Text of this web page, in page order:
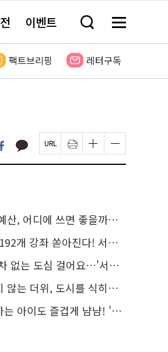
이벤트 검
창
기
메
전
보
팩트브리핑 레터구독
이
카
카 페
이
지
인
쇄
하
글
자
크
하
기
글
자
크
하
디에 쓰면 좋을까요? 온라인 투표
좌 쏟아진다! 서울시민대학 선착순 신청
걸어요…'서울 걷자 페스티벌' 선착순 5천명
위, 도시를 식히는 시원한 해법은?
겁게 냠냠! '찾아가는 서울시 식생활 교육' 현장